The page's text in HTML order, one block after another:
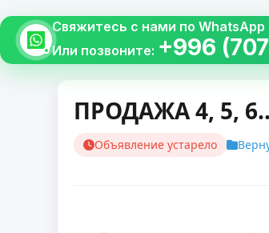
Свяжитесь с нами по WhatsApp
Или позвоните: +996
ПРОДАЖА 4, 5,
Объявление устарело